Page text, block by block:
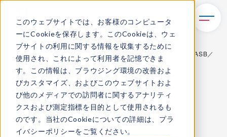
このウェブサイトでは、お客様のコンピュータ
ーにCookieを保存します。このCookieは、ウェ
ブサイトの利用に関する情報を収集するために
使用され、これによって利用者を記憶できま
す。この情報は、ブラウジング環境の改善およ
びカスタマイズ、およびこのウェブサイトおよ
び他のメディアでの訪問者に関するアナリティ
クスおよび測定指標を目的として使用されるも
のです。当社のCookieについての詳細は、 プラ
イバシーポリシーをご覧ください。
TOP
レポート・ライブラリ
ITR Market View：エンドポイント／無害化／Web分離／CASB／
CNAPP／SOAR／ZTNA市場2023
ITR Market View
コンテンツ番号：M-23001300発刊日：2023年6月15日